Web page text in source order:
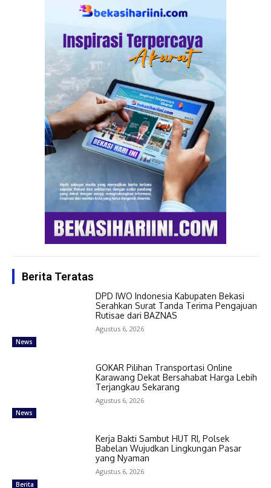
Berita Teratas
News
DPD IWO Indonesia Kabupaten Bekasi
Serahkan Surat Tanda Terima Pengajuan
Rutisae dari BAZNAS
Agustus 6, 2026
News
GOKAR Pilihan Transportasi Online
Karawang Dekat Bersahabat Harga Lebih
Terjangkau Sekarang
Agustus 6, 2026
Berita
Kerja Bakti Sambut HUT RI, Polsek
Babelan Wujudkan Lingkungan Pasar
yang Nyaman
Agustus 6, 2026